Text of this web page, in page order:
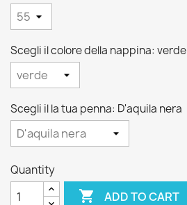
Scegli il colore della nappina: verde
Scegli il la tua penna: D'aquila nera
Quantity
 ADD TO CART